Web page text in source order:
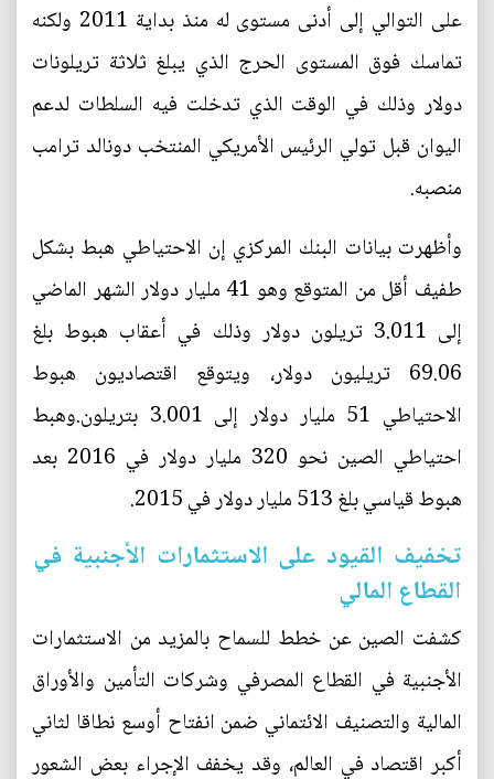
على التوالي إلى أدنى مستوى له منذ بداية 2011 ولكنه
تماسك فوق المستوى الحرج الذي يبلغ ثلاثة تريلونات
دولار وذلك في الوقت الذي تدخلت فيه السلطات لدعم
اليوان قبل تولي الرئيس الأمريكي المنتخب دونالد ترامب
منصبه.
وأظهرت بيانات البنك المركزي إن الاحتياطي هبط بشكل
طفيف أقل من المتوقع وهو 41 مليار دولار الشهر الماضي
إلى 3.011 تريلون دولار وذلك في أعقاب هبوط بلغ
69.06 تريليون دولار، ويتوقع اقتصاديون هبوط
الاحتياطي 51 مليار دولار إلى 3.001 بتريلون.وهبط
احتياطي الصين نحو 320 مليار دولار في 2016 بعد
هبوط قياسي بلغ 513 مليار دولار في 2015.
تخفيف القيود على الاستثمارات الأجنبية في
القطاع المالي
كشفت الصين عن خطط للسماح بالمزيد من الاستثمارات
الأجنبية في القطاع المصرفي وشركات التأمين والأوراق
المالية والتصنيف الائتماني ضمن انفتاح أوسع نطاقا لثاني
أكبر اقتصاد في العالم، وقد يخفف الإجراء بعض الشعور